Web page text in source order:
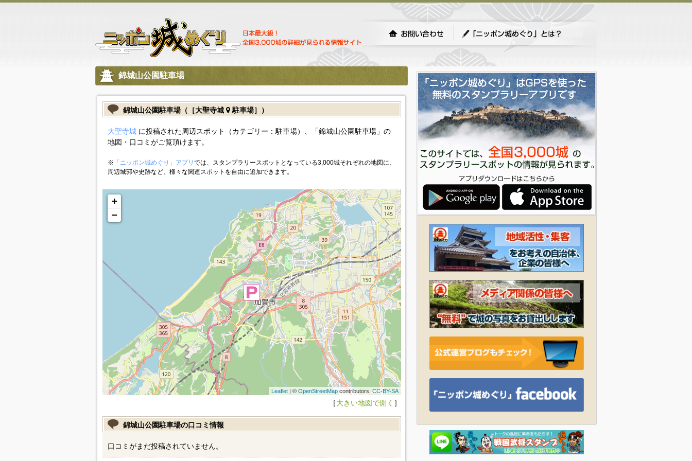
錦城山公園駐車場
錦城山公園駐車場（［大聖寺城 駐車場］）
大聖寺城に投稿された周辺スポット（カテゴリー：駐車場）、「錦城山公園駐車場」の
地図・口コミがご覧頂けます。
※ 「ニッポン城めぐり」アプリ では、スタンプラリースポットとなっている3,000城それぞれの地図に、
周辺城郭や史跡など、様々な関連スポットを自由に追加できます。
+
−
Leaflet| © OpenStreetMapcontributors,CC-BY-SA
［大きい地図で開く ］
錦城山公園駐車場の口コミ情報
口コミがまだ投稿されていません。